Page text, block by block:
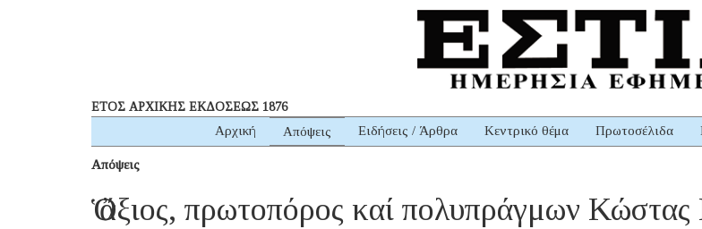
ΕΤΟΣ ΑΡΧΙΚΗΣ ΕΚΔΟΣΕΩΣ 1876
Αρχική Απόψεις Ειδήσεις / Άρθρα Κεντρικό θέμα Πρωτοσέλιδα
Απόψεις
Ὁ ἄξιος, πρωτοπόρος καί πολυπράγμων